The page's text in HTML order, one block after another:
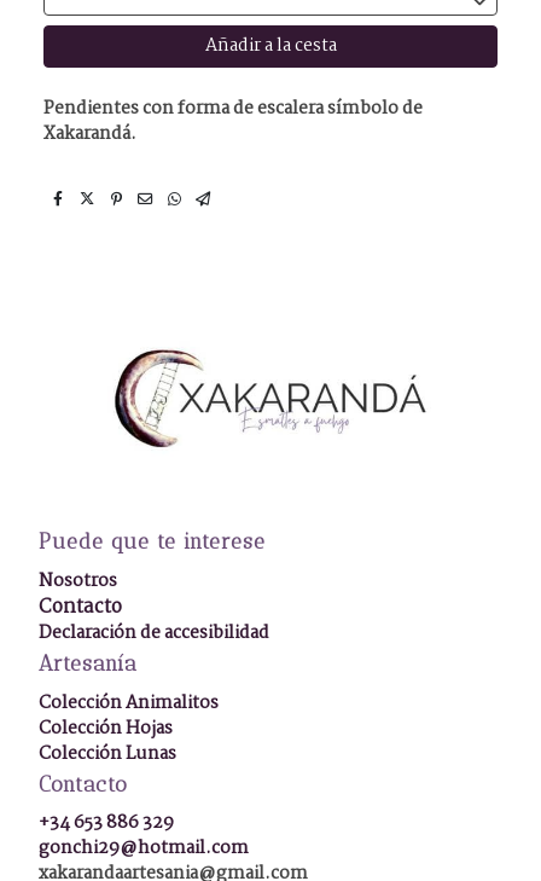
Añadir a la cesta
Pendientes con forma de escalera símbolo de
Xakarandá.
Puede que te interese
Nosotros
Contacto
Declaración de accesibilidad
Artesanía
Colección Animalitos
Colección Hojas
Colección Lunas
Contacto
+34 653 886 329
gonchi29@hotmail.com
xakarandaartesania@gmail.com